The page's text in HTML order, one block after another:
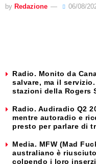
by Redazione 06/08/
Radio. Monito da
salvare, ma il
stazioni della Rogers
Radio. Audiradio Q2
mentre autoradio e
presto per parlare di
Media. MFW (Mad
australiano è
colpendo i loro